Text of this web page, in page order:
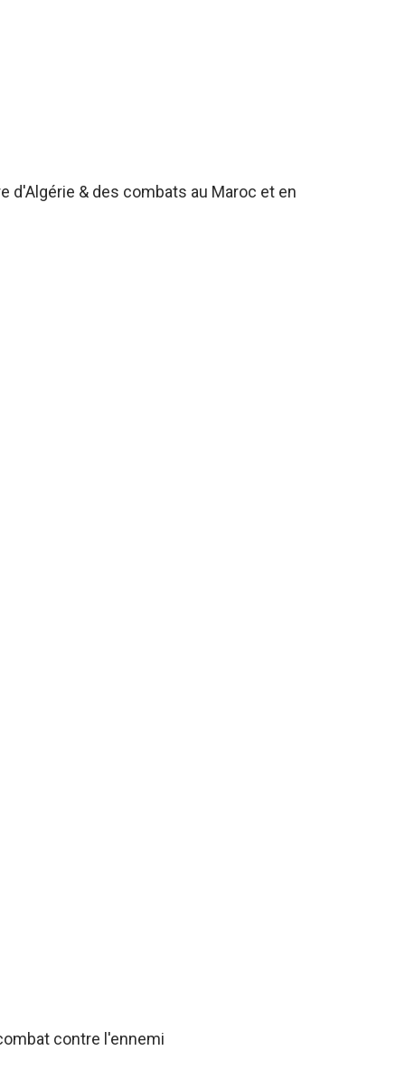
d'Algérie & des combats au Maroc et en
contre l'ennemi